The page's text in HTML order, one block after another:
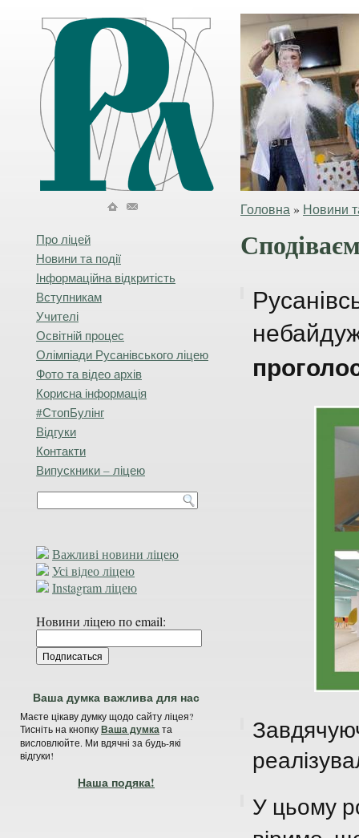
Головна » Новини
Про ліцей
Новини та події
Інформаційна відкритість
Вступникам
Учителі
Освітній процес
Олімпіади Русанівського ліцею
Фото та відео архів
Корисна інформація
#СтопБулінг
Відгуки
Контакти
Випускники – ліцею
Важливі новини ліцею
Усі відео ліцею
Instagram ліцею
Новини ліцею по email:
Ваша думка важлива для нас
Маєте цікаву думку щодо сайту ліцея?
Тисніть на кнопкуВаша думката
висловлюйте. Ми вдячні за будь-які
відгуки!
Наша подяка!
У цьому